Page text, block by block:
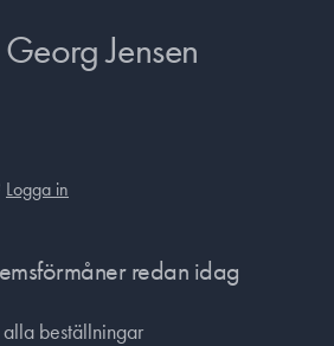
Jensen
Logga in
redan idag
beställningar